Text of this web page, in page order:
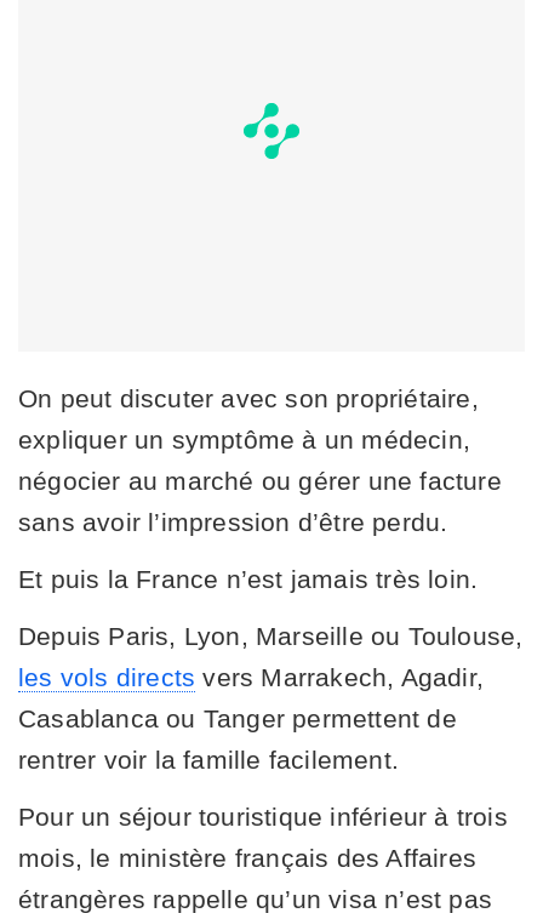
On peut discuter avec son propriétaire,
expliquer un symptôme à un médecin,
négocier au marché ou gérer une facture
sans avoir l’impression d’être perdu.
Et puis la France n’est jamais très loin.
Depuis Paris, Lyon, Marseille ou Toulouse,
les vols directs vers Marrakech, Agadir,
Casablanca ou Tanger permettent de
rentrer voir la famille facilement.
Pour un séjour touristique inférieur à trois
mois, le ministère français des Affaires
étrangères rappelle qu’un visa n’est pas